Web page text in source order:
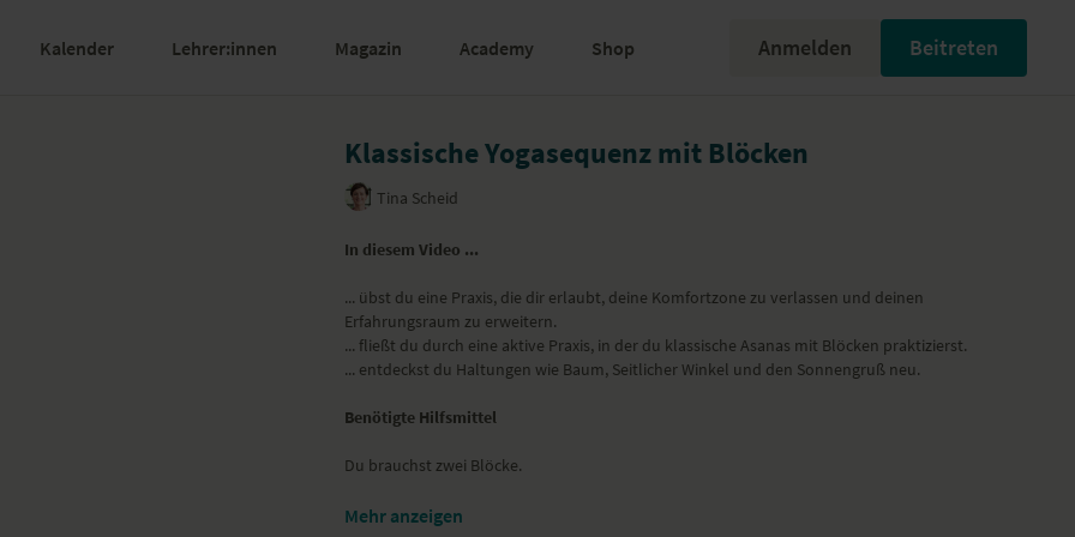
Kalender Lehrer:innen Magazin Academy Shop Anmelden Beitreten
Klassische Yogasequenz mit Blöcken
Tina Scheid
In diesem Video ...
... übst du eine Praxis, die dir erlaubt, deine Komfortzone zu verlassen und deinen
Erfahrungsraum zu erweitern.
... fließt du durch eine aktive Praxis, in der du klassische Asanas mit Blöcken praktizierst.
... entdeckst du Haltungen wie Baum, Seitlicher Winkel und den Sonnengruß neu.
Benötigte Hilfsmittel
Du brauchst zwei Blöcke.
Yoga-Übungen (Asanas)
Mehr anzeigen